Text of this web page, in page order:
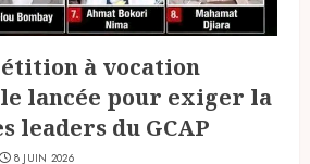
à vocation
lancée pour exiger la
leaders du GCAP
8 JUIN 2026